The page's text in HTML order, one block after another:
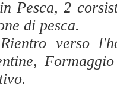
Pesca, 2
di pesca.
verso